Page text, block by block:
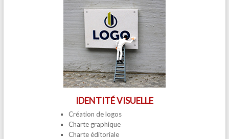
IDENTITÉ VISUELLE
Création de logos
Charte graphique
Charte éditoriale